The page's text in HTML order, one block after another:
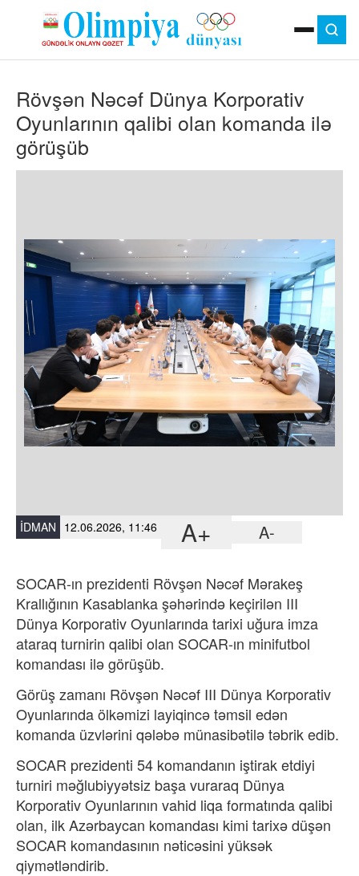
MOK
OLIMPIYA OYUNLARI
ÇAP VERSIYASI
TV
GÜNDƏM
FOTO
VIDEO
Rövşən Nəcəf Dünya Korporativ
Oyunlarının qalibi olan komanda ilə
görüşüb
İDMAN 12.06.2026, 11:46 A+ A-
SOCAR-ın prezidenti Rövşən Nəcəf Mərakeş
Krallığının Kasablanka şəhərində keçirilən III
Dünya Korporativ Oyunlarında tarixi uğura imza
ataraq turnirin qalibi olan SOCAR-ın minifutbol
komandası ilə görüşüb.
Görüş zamanı Rövşən Nəcəf III Dünya Korporativ
Oyunlarında ölkəmizi layiqincə təmsil edən
komanda üzvlərini qələbə münasibətilə təbrik edib.
SOCAR prezidenti 54 komandanın iştirak etdiyi
turniri məğlubiyyətsiz başa vuraraq Dünya
Korporativ Oyunlarının vahid liqa formatında qalibi
olan, ilk Azərbaycan komandası kimi tarixə düşən
SOCAR komandasının nəticəsini yüksək
qiymətləndirib.